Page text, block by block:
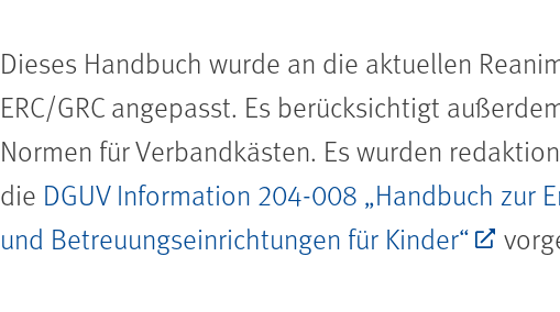
Dieses Handbuch wurde an die aktuellen
ERC/GRC angepasst. Es berücksichtigt
Normen für Verbandkästen. Es wurden
die DGUV Information 204-008 „Handbuch zur
und Betreuungseinrichtungen für Kinder“